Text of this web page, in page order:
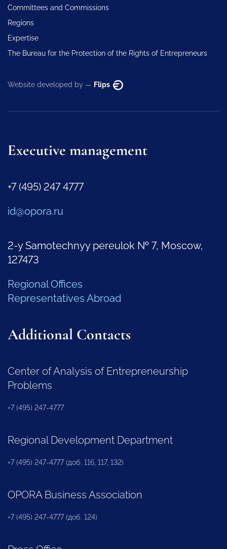
Committees and Commissions
Regions
Expertise
The Bureau for the Protection of the Rights of Entrepreneurs
Website developed by — Flips
Executive management
+7 (495) 247 4777
id@opora.ru
2-y Samotechnyy pereulok № 7, Moscow,
127473
Regional Offices
Representatives Abroad
Additional Contacts
Center of Analysis of Entrepreneurship
Problems
+7 (495) 247-4777
Regional Development Department
+7 (495) 247-4777 (доб. 116, 117, 132)
OPORA Business Association
+7 (495) 247-4777 (доб. 124)